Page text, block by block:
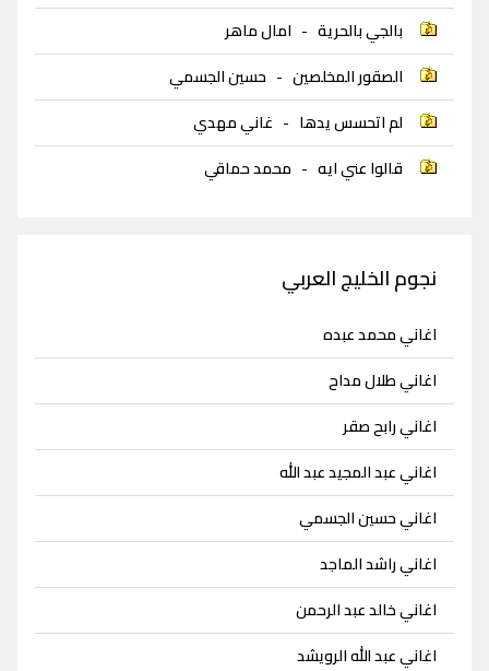
بالجي بالحرية - امال ماهر
الصقور المخلصين - حسين الجسمي
لم اتحسس يدها - غاني مهدي
قالوا عني ايه - محمد حماقي
نجوم الخليج العربي
اغاني محمد عبده
اغاني طلال مداح
اغاني رابح صقر
اغاني عبد المجيد عبد الله
اغاني حسين الجسمي
اغاني راشد الماجد
اغاني خالد عبد الرحمن
اغاني عبد الله الرويشد